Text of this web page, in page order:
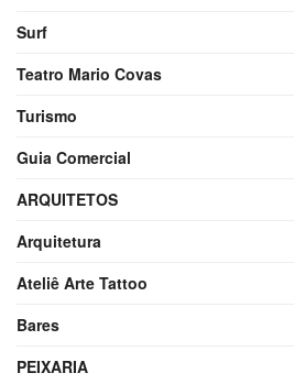
Surf
Teatro Mario Covas
Turismo
Guia Comercial
ARQUITETOS
Arquitetura
Ateliê Arte Tattoo
Bares
PEIXARIA